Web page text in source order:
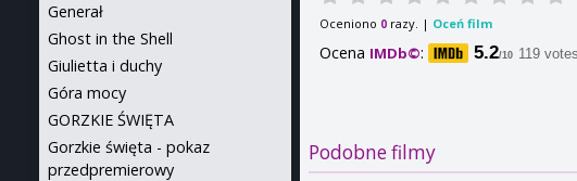
Oceniono 0 razy. | Oceń film
Ocena IMDb©: 5.2/10 119 votes
Podobne filmy
Generał
Ghost in the Shell
Giulietta i duchy
Góra mocy
GORZKIE ŚWIĘTA
Gorzkie święta - pokaz
przedpremierowy